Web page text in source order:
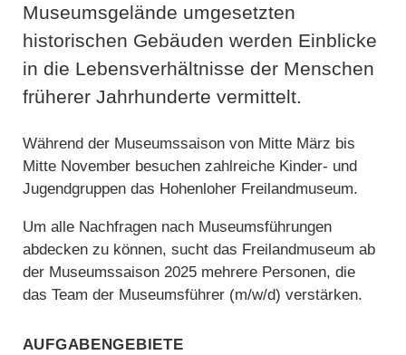
Museumsgelände umgesetzten
historischen Gebäuden werden Einblicke
in die Lebensverhältnisse der Menschen
früherer Jahrhunderte vermittelt.
Während der Museumssaison von Mitte März bis
Mitte November besuchen zahlreiche Kinder- und
Jugendgruppen das Hohenloher Freilandmuseum.
Um alle Nachfragen nach Museumsführungen
abdecken zu können, sucht das Freilandmuseum ab
der Museumssaison 2025 mehrere Personen, die
das Team der Museumsführer (m/w/d) verstärken.
Aufgabengebiete